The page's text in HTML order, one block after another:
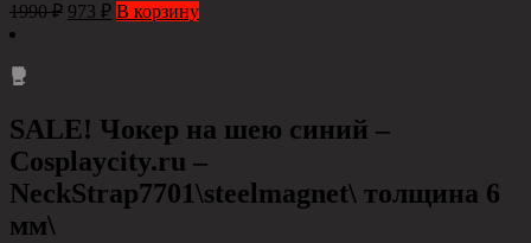
1990₽ 973 ₽ В корзину
SALE! Чокер на шею синий –
Cosplaycity.ru –
NeckStrap7701\steelmagnet\ толщина 6
мм\